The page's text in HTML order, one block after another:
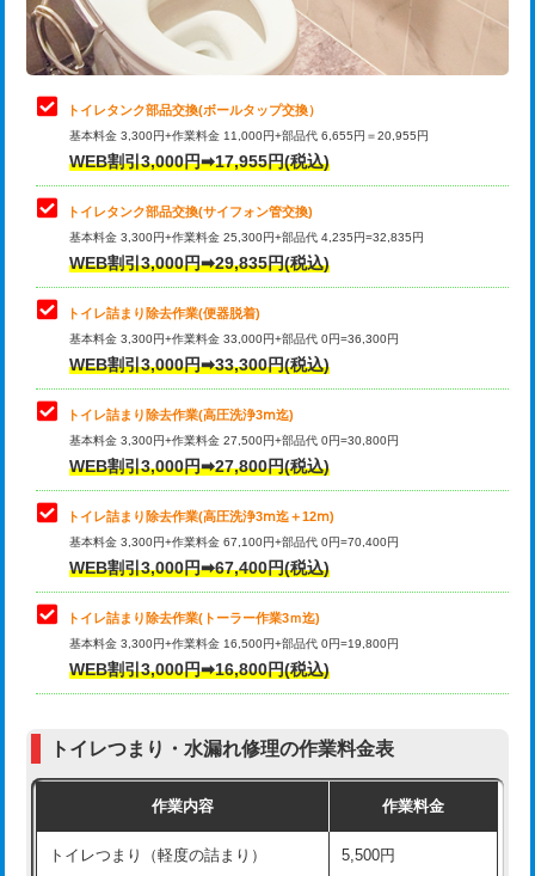
トイレタンク部品交換(ボールタップ交換）
基本料金 3,300円+作業料金 11,000円+部品代 6,655円＝20,955円
WEB割引3,000円➡17,955円(税込)
トイレタンク部品交換(サイフォン管交換)
基本料金 3,300円+作業料金 25,300円+部品代 4,235円=32,835円
WEB割引3,000円➡29,835円(税込)
トイレ詰まり除去作業(便器脱着)
基本料金 3,300円+作業料金 33,000円+部品代 0円=36,300円
WEB割引3,000円➡33,300円(税込)
トイレ詰まり除去作業(高圧洗浄3ⅿ迄)
基本料金 3,300円+作業料金 27,500円+部品代 0円=30,800円
WEB割引3,000円➡27,800円(税込)
トイレ詰まり除去作業(高圧洗浄3ⅿ迄＋12ⅿ)
基本料金 3,300円+作業料金 67,100円+部品代 0円=70,400円
WEB割引3,000円➡67,400円(税込)
トイレ詰まり除去作業(トーラー作業3ｍ迄)
基本料金 3,300円+作業料金 16,500円+部品代 0円=19,800円
WEB割引3,000円➡16,800円(税込)
トイレつまり・水漏れ修理の作業料金表
作業内容 作業料金
トイレつまり（軽度の詰まり） 5,500円